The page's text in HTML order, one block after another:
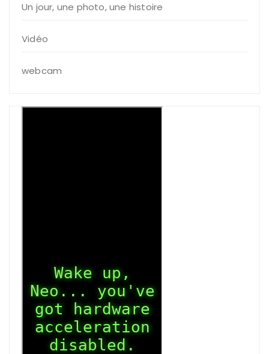
Un jour, une photo, une histoire
Vidéo
webcam